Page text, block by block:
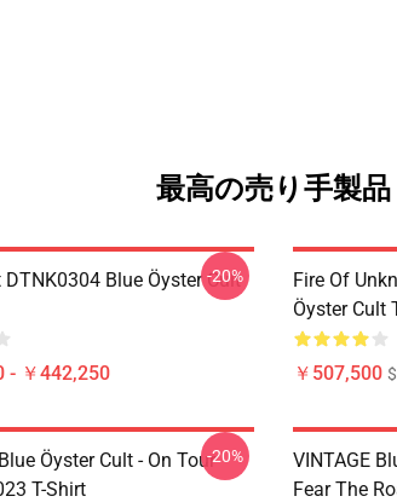
最高の売り手製品
DTNK0304 Blue Öyster Cult
- ￥442,250
-20%
Fire Of
Öyster Cult
￥507,500
Öyster Cult - On Tour
T-Shirt
-20%
VINTAGE
Fear The